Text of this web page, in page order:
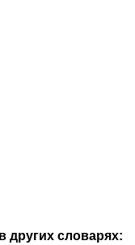
других словарях: